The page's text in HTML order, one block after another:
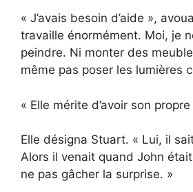
« J’avais besoin d’aide »,
travaille énormément. Moi, je
peindre. Ni monter des
même pas poser les lumières
« Elle mérite d’avoir son
Elle désigna Stuart. « Lui, il
Alors il venait quand John
ne pas gâcher la surprise. »